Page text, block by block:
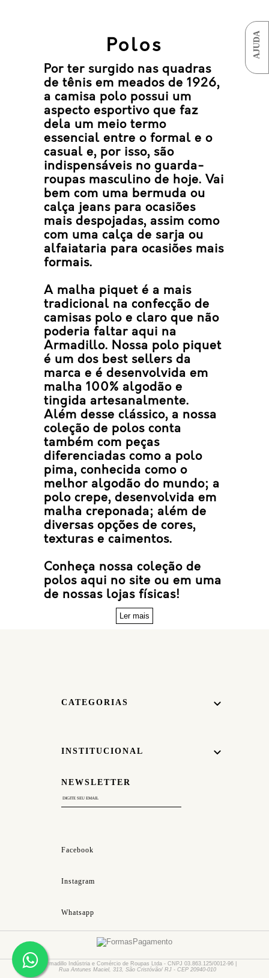
WHATSAPP
AJUDA
Polos
Por ter surgido nas quadras
de tênis em meados de 1926,
acamisa polo possui um
aspecto esportivo que faz
dela um meio termo
essencial entre o formal e o
casual e, por isso, são
indispensáveis no guarda-
roupas masculino de hoje. Vai
bem com uma bermuda ou
calça jeans para ocasiões
maisdespojadas, assim como
com uma calça de sarja ou
alfaiataria para ocasiões mais
formais.
A malha piquet é a mais
tradicional na confecção de
camisas polo e claro que não
poderia faltar aqui na
Armadillo. Nossa polo piquet
é um dos best sellers da
marca e é desenvolvida em
malha 100% algodão e
tingida artesanalmente.
Além desse clássico, a nossa
coleção de polos conta
também com peças
diferenciadas como a polo
pima, conhecida como o
melhor algodão do mundo; a
polo crepe, desenvolvida em
malha creponada; além de
diversas opções de cores,
texturas e caimentos.
Conheça nossa coleção de
polos aqui no site ou em uma
de nossas lojas físicas!
Ler mais
CATEGORIAS
INSTITUCIONAL
NEWSLETTER
Facebook
Instagram
Whatsapp
© Armadillo Indústria e Comércio de Roupas Ltda - CNPJ 03.863.125/0012-96 |
Rua Antunes Maciel, 313, São Cristóvão/ RJ - CEP 20940-010